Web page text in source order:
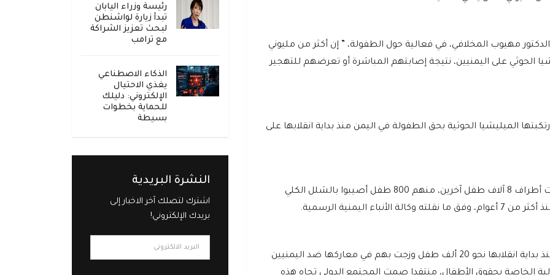
مهيوب المخلافي، في فعالية حول الطفولة، ” إن أكثر من مليوني
الحوثي على اليمنيين، نتيجة إصابتهم المباشرة أو تعرضهم للتهجير
الميليشيا الحوثية بحق الطفولة في اليمن منذ بداية انقلابها على
وأكد أن 10 آلاف طفل على الأقل قتلوا، فيما بترت أطراف 8 آلاف طفل آخرين، منهم 800 طفل أصيبوا بالشلل الكلي
اليمنية الرسمية.
وأشار المخلافي إلى أن ميليشيا الحوثي جندت منذ بداية انقلابها نحو 20 ألف طفل وزجت بهم في معاركها ضد اليمنيين
رئيسة وزراء اليابان
تبدأ زيارة لواشنطن
لبحث تعزيز الشراكة
مع ترامب
الذكاء الاصطناعي
يغذي الاحتيال
الإلكتروني: دليلك
للحماية بخطوات
بسيطة
النشرة البريدية
اشترك لتصلك آخر الاخبار إلى
بريدك الإلكتروني!